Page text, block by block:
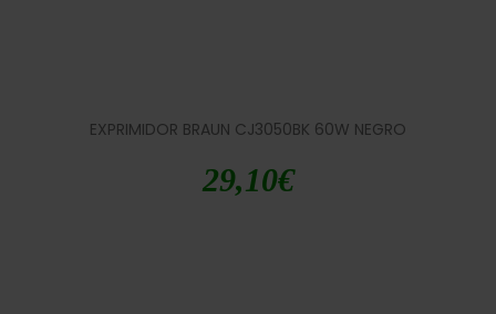
EXPRIMIDOR BRAUN CJ3050BK 60W NEGRO
29,10€